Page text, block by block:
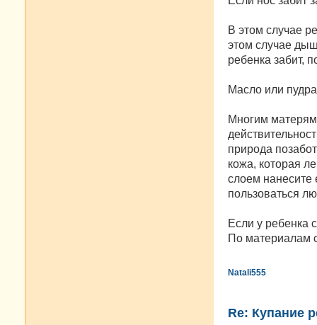
В этом случае
этом случае
ребенка забит,
Масло или
Многим
природа
кожа, которая
слоем нанесите
пользоваться
Если у ребенка
По материалам
Natali555
Re: Купание